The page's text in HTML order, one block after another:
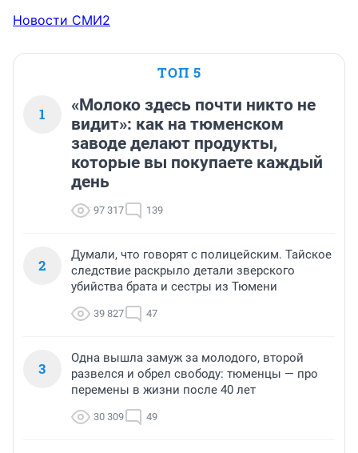
Новости СМИ2
ТОП 5
1
«Молоко здесь почти никто не
видит»: как на тюменском
заводе делают продукты,
которые вы покупаете каждый
день
97 317 139
2
Думали, что говорят с полицейским. Тайское
следствие раскрыло детали зверского
убийства брата и сестры из Тюмени
39 827 47
3
Одна вышла замуж за молодого, второй
развелся и обрел свободу: тюменцы — про
перемены в жизни после 40 лет
30 309 49